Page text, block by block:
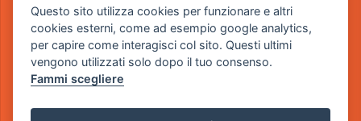
tel.: +39 030 376 2377
tel.: +39 030 336 6259
pec:powergamesrl@legalmail.it
LINK UTILI
Questo sito utilizza cookies per funzionare e altri
cookies esterni, come ad esempio google analytics,
per capire come interagisci col sito. Questi ultimi
vengono utilizzati solo dopo il tuo consenso.
Fammi scegliere